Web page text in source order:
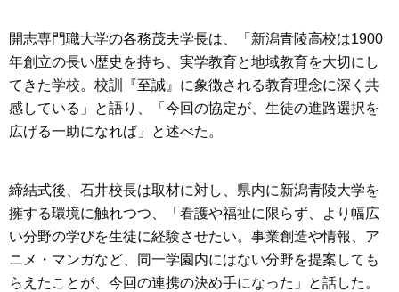
開志専門職大学の各務茂夫学長は、「新潟青陵高校は1900
年創立の長い歴史を持ち、実学教育と地域教育を大切にし
てきた学校。校訓『至誠』に象徴される教育理念に深く共
感している」と語り、「今回の協定が、生徒の進路選択を
広げる一助になれば」と述べた。
締結式後、石井校長は取材に対し、県内に新潟青陵大学を
擁する環境に触れつつ、「看護や福祉に限らず、より幅広
い分野の学びを生徒に経験させたい。事業創造や情報、ア
ニメ・マンガなど、同一学園内にはない分野を提案しても
らえたことが、今回の連携の決め手になった」と話した。